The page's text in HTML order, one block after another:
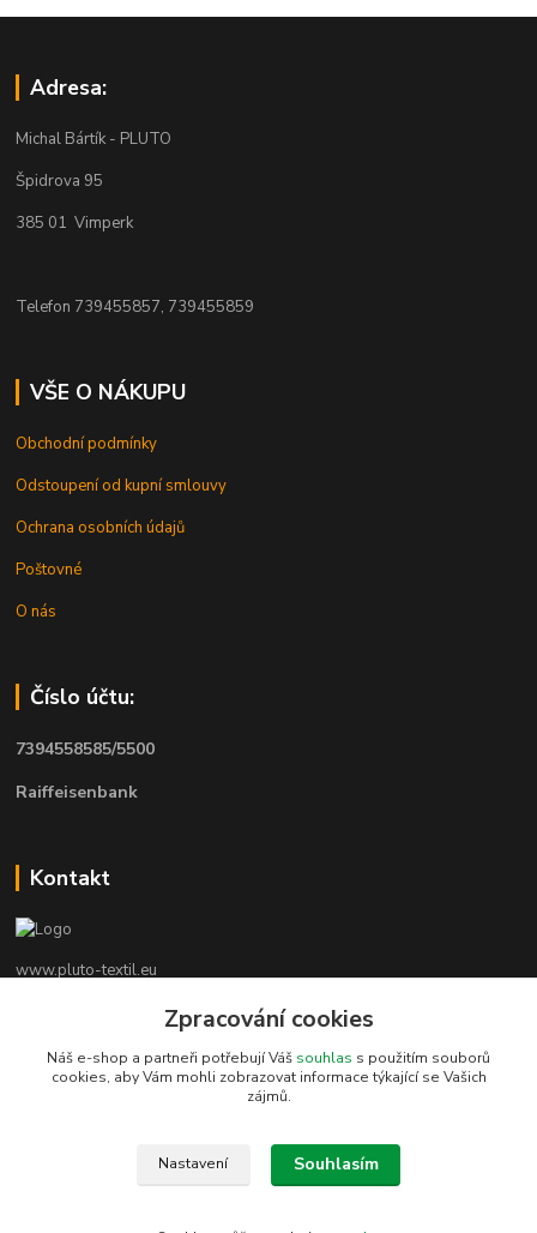
Adresa:
Michal Bártík - PLUTO
Špidrova 95
385 01 Vimperk
Telefon 739455857, 739455859
VŠE O NÁKUPU
Obchodní podmínky
Odstoupení od kupní smlouvy
Ochrana osobních údajů
Poštovné
O nás
Číslo účtu:
7394558585/5500
Raiffeisenbank
Kontakt
www.pluto-textil.eu
+420 739 455 857
denně 8.00 - 22.00 hod.
Zpracování cookies
Náš e-shop a partneři potřebují Váš souhlas s použitím souborů
cookies, aby Vám mohli zobrazovat informace týkající se Vašich
zájmů.
Nastavení Souhlasím